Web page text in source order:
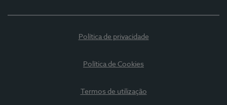
Política de privacidade
Política de Cookies
Termos de utilização